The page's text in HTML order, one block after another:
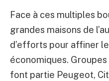
Face à ces multiples
grandes maisons de
d’efforts pour affiner
économiques.
font partie Peugeot,